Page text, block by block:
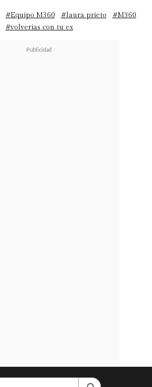
#Equipo M360 #laura prieto
#M360
#volverias con tu ex